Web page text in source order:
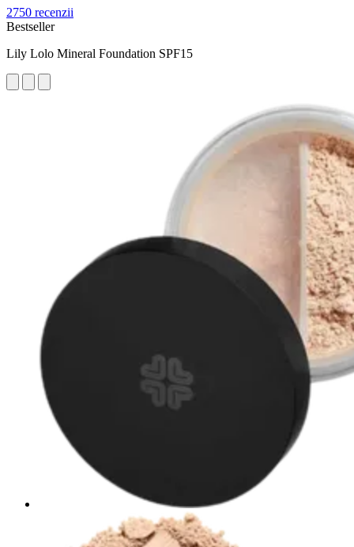
2750 recenzii
Bestseller
Lily Lolo Mineral Foundation SPF15